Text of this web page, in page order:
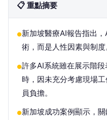
📋 重點摘要
●新加坡醫療AI報告指出
術，而是人性因素與制度
●許多AI系統雖在展示階
時，因未充分考慮現場
員負擔。
●新加坡成功案例顯示，